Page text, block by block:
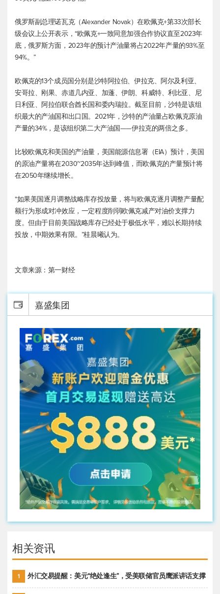
俄罗斯副总理诺瓦克（Alexander Novak）在欧佩克+第33次部长
级会议上公开表示，“欧佩克+一致同意加强合作协议直至2023年
底，俄罗斯方面，2023年的预计产油量将占2022年产量的93%至
94%。”
欧佩克的13个成员国分别是沙特阿拉伯、伊拉克、阿尔及利亚、
安哥拉、刚果、赤道几内亚、加蓬、伊朗、科威特、利比亚、尼
日利亚、阿拉伯联合酋长国和委内瑞拉。截至目前，沙特是该组
织最大的产油国和出口国。2021年，沙特的产油量占欧佩克原油
产量的34%，是该组织第二大产油国——伊拉克的两倍之多。
比较欧佩克和美国的产油量，美国能源信息署（EIA）预计，美国
的原油产量将在2030~2035年达到峰值，而欧佩克的产量预计将
在2050年继续增长。
“如果美国逐月调整战略库存投放量，将与欧佩克逐月调整产量配
额行为形成对冲效应，一定程度削弱欧佩克减产对油价支撑力
度。但由于目前美国战略库存已经处于极低水平，难以长期持续
投放，中期效果有限。”桂晨曦认为。
文章来源：第一财经
嘉盛集团
相关资讯
1 外汇交易提醒：美元“绝处逢生”，受美联储官员鹰派讲话支撑